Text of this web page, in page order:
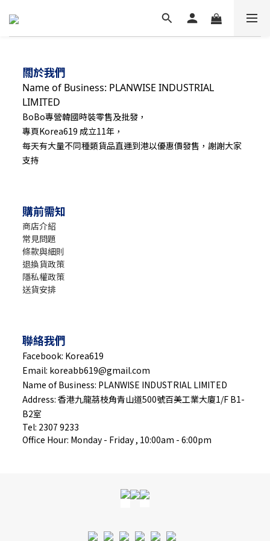
關於我們
Name of Business: PLANWISE INDUSTRIAL
LIMITED
BoBo專營韓國時裝零售及批發，
專頁Korea619 成立11年，
每天有大量不同種類貨品直運到港以優惠價發售，謝謝大家
支持
購前需知
商店介紹
常見問題
條款與細則
退換貨政策
隱私權政策
送貨安排
聯絡我們
Facebook: Korea619
Email: koreabb619@gmail.com
Name of Business: PLANWISE INDUSTRIAL LIMITED
Address: 香港九龍茘枝角青山道500號百美工業大廈1/F B1-
B2室
Tel: 2307 9233
Office Hour: Monday - Friday , 10:00am - 6:00pm